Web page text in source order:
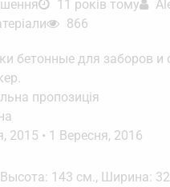
11 років тому
866
пропозиція
2015 • 1 Вересня, 2016
143 см., Ширина: